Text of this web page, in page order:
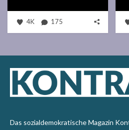
4K 175
Das sozialdemokratische Magazin